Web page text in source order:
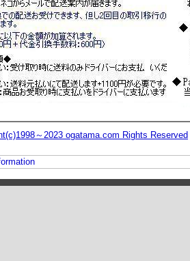
～2023 ogatama.com Rights Reserved